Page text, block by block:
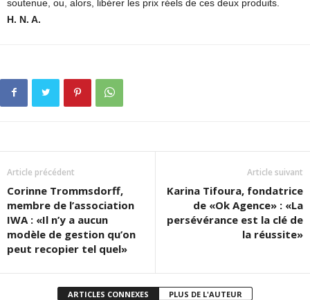
soutenue, ou, alors, libérer les prix réels de ces deux produits.
H. N. A.
Article précédent
Corinne Trommsdorff,
membre de l’association
IWA : «Il n’y a aucun
modèle de gestion qu’on
peut recopier tel quel»
Article suivant
Karina Tifoura, fondatrice
de «Ok Agence» : «La
persévérance est la clé de
la réussite»
ARTICLES CONNEXES PLUS DE L'AUTEUR